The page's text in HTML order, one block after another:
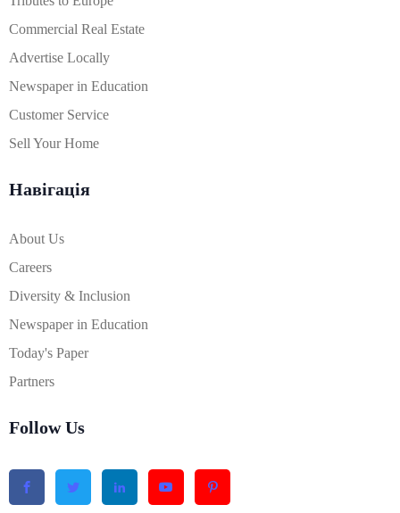
Commercial Real Estate
Advertise Locally
Newspaper in Education
Customer Service
Sell Your Home
Навігація
About Us
Careers
Diversity & Inclusion
Newspaper in Education
Today's Paper
Partners
Follow Us